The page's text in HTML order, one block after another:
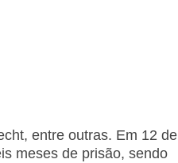
entre outras. Em 12 de
meses de prisão, sendo